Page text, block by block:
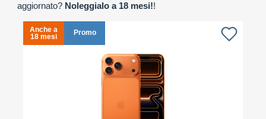
aggiornato? Noleggialo a 18 mesi!!
Anche a
18 mesi
Promo